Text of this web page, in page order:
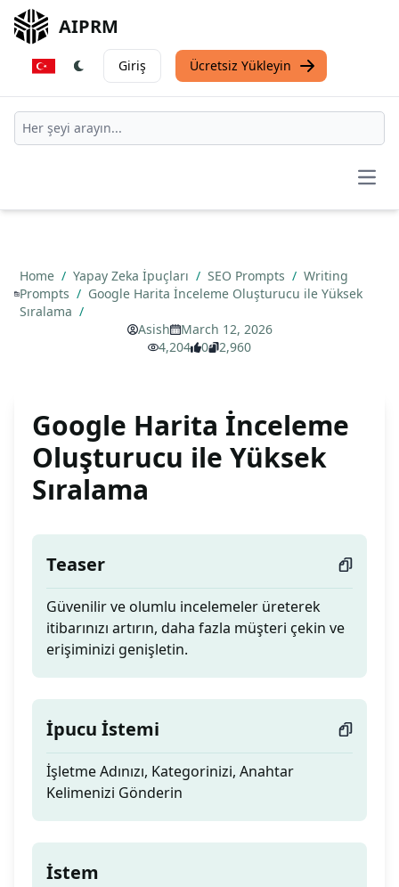
AIPRM
Giriş Ücretsiz Yükleyin
Home / Yapay Zeka İpuçları / SEO Prompts / Writing
Prompts / Google Harita İnceleme Oluşturucu ile Yüksek
Sıralama /
Asish
March 12, 2026
4,204
0 2,960
Google Harita İnceleme
Oluşturucu ile Yüksek
Sıralama
Teaser
Güvenilir ve olumlu incelemeler üreterek
itibarınızı artırın, daha fazla müşteri çekin ve
erişiminizi genişletin.
İpucu İstemi
İşletme Adınızı, Kategorinizi, Anahtar
Kelimenizi Gönderin
İstem